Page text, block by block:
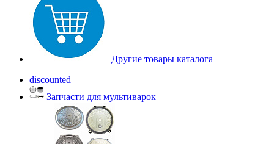
Другие товары каталога
discounted
Запчасти для мультиварок